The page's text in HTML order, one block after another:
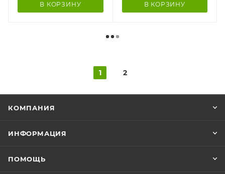
В КОРЗИНУ В КОРЗИНУ
1 2
КОМПАНИЯ
ИНФОРМАЦИЯ
ПОМОЩЬ